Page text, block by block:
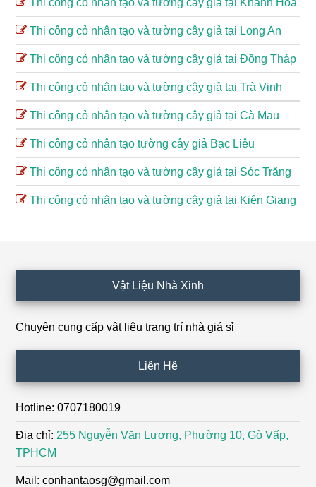
Thi công cỏ nhân tạo và tường cây giả tại Khánh Hòa
Thi công cỏ nhân tạo và tường cây giả tại Long An
Thi công cỏ nhân tạo và tường cây giả tại Đồng Tháp
Thi công cỏ nhân tạo và tường cây giả tại Trà Vinh
Thi công cỏ nhân tạo và tường cây giả tại Cà Mau
Thi công cỏ nhân tạo tường cây giả Bạc Liêu
Thi công cỏ nhân tạo và tường cây giả tại Sóc Trăng
Thi công cỏ nhân tạo và tường cây giả tại Kiên Giang
Vật Liệu Nhà Xinh
Chuyên cung cấp vật liệu trang trí nhà giá sỉ
Liên Hệ
Hotline: 0707180019
Địa chỉ: 255 Nguyễn Văn Lượng, Phường 10, Gò Vấp,
TPHCM
Mail: conhantaosg@gmail.com